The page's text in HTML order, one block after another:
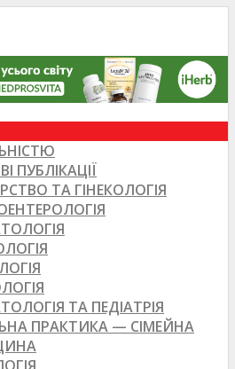
ПУБЛІКАЦІЇ
ТА ГІНЕКОЛОГІЯ
ТА ПЕДІАТРІЯ
ПРАКТИКА — СІМЕЙНА